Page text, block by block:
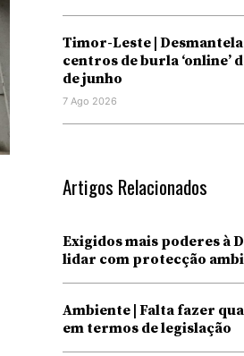
Timor-Leste |
centros de burla ‘online’
de junho
7 Ago 2026
Artigos Relacionados
Exigidos mais poderes à
lidar com protecção
Ambiente | Falta fazer
em termos de legislação